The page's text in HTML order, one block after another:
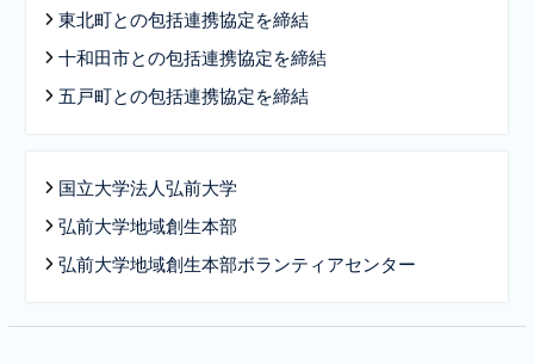
東北町との包括連携協定を締結
十和田市との包括連携協定を締結
五戸町との包括連携協定を締結
国立大学法人弘前大学
弘前大学地域創生本部
弘前大学地域創生本部ボランティアセンター